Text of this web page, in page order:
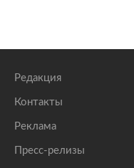
Редакция
Контакты
Реклама
Пресс-релизы